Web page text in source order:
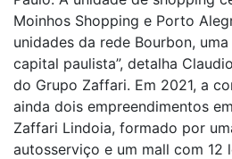
Moinhos Shopping e Porto
unidades da rede Bourbon,
capital paulista”, detalha
do Grupo Zaffari. Em 2021, a
ainda dois empreendimentos
Zaffari Lindoia, formado por
autosserviço e um mall com 12